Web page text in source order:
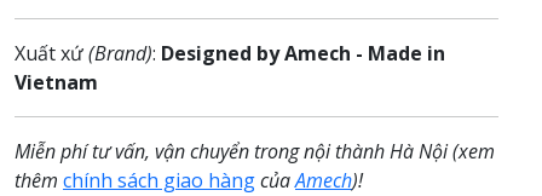
Xuất xứ(Brand): Designed by Amech - Made in
Vietnam
Miễn phí tư vấn, vận chuyển trong nội thành Hà Nội (xem
thêm chính sách giao hàngcủaAmech)!